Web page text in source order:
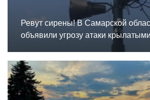
Ревут сирены! В Самарской
объявили угрозу атаки